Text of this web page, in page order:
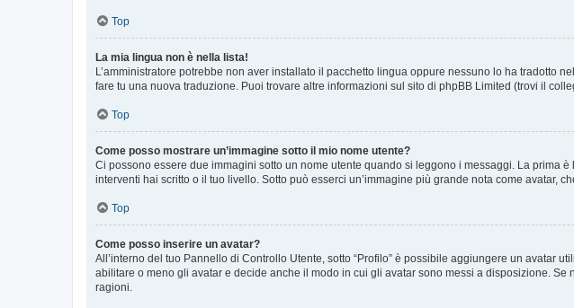
Top
La mia lingua non è nella lista!
L’amministratore potrebbe non aver installato il pacchetto lingua oppure nessuno lo ha tradotto
fare tu una nuova traduzione. Puoi trovare altre informazioni sul sito di phpBB Limited (trovi il
Top
Come posso mostrare un’immagine sotto il mio nome utente?
Ci possono essere due immagini sotto un nome utente quando si leggono i messaggi. La prima
interventi hai scritto o il tuo livello. Sotto può esserci un’immagine più grande nota come avatar,
Top
Come posso inserire un avatar?
All’interno del tuo Pannello di Controllo Utente, sotto “Profilo” è possibile aggiungere un avatar
abilitare o meno gli avatar e decide anche il modo in cui gli avatar sono messi a disposizione.
ragioni.